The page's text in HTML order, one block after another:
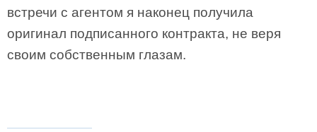
встречи с агентом я наконец получила
оригинал подписанного контракта, не веря
своим собственным глазам.